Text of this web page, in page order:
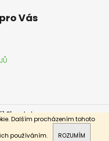
Dalším procházením tohoto
používáním.
ROZUMÍM
c
í
v
k
p
i
s
n
í
Vás
Shoptet